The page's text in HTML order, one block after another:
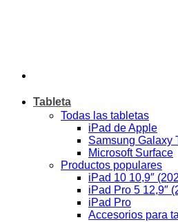
Tableta
Todas las tabletas
iPad de Apple
Samsung Galaxy
Microsoft Surface
Productos populares
iPad 10 10,9″
iPad Pro 5 12,9″
iPad Pro
Accesorios para